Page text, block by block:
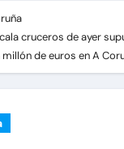
cruceros de ayer
de euros en A